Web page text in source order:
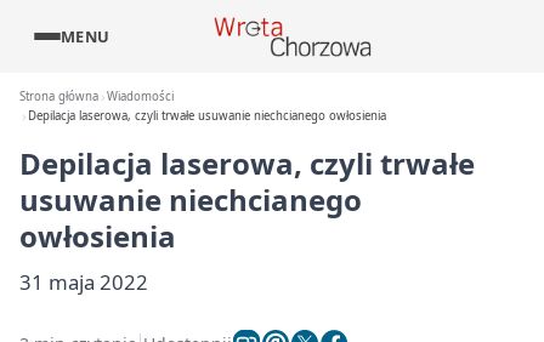
MENU
Strona główna Wiadomości
Depilacja laserowa, czyli trwałe usuwanie niechcianego owłosienia
Depilacja laserowa, czyli trwałe
usuwanie niechcianego
owłosienia
31 maja 2022